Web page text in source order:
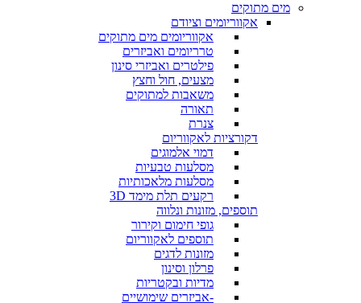
מים מתוקים
אקווריומים וציודם
אקווריומים מים מתוקים
טרריומים ואביזרים
פילטרים ואביזרי סינון
מצעים, חול וחצץ
משאבות למתוקים
תאורה
צנרת
דקורציות לאקווריום
דמוי אלמוגים
מסלעות טבעיות
מסלעות מלאכותיות
רקעים תלת מימד 3D
תוספים, מזונות ונלווה
גופי חימום וקירור
תוספים לאקווריום
מזונות לדגים
פרלון וסינון
מדיות ובקטריות
-אביזרים שימושיים